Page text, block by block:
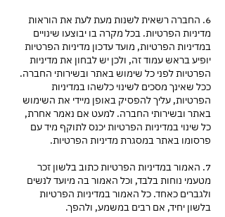
6. החברה רשאית לשנות מעת לעת את הוראות
מדיניות הפרטיות. בכל מקרה בו יבוצעו שינויים
במדיניות הפרטיות, מועד עדכון מדיניות הפרטיות
יופיע בראש עמוד זה, ולכן יש לבחון את מדיניות
הפרטיות לפני כל שימוש באתר ובשירותי החברה.
ככל שאינך מסכים לשינוי כלשהו במדיניות
הפרטיות, עליך להפסיק באופן מיידי את השימוש
באתר ובשירותי החברה. למעט אם נאמר אחרת,
כל שינוי במדיניות הפרטיות יכנס לתוקף מיד עם
פרסומו באתר במסגרת מדיניות הפרטיות.
7. האמור במדיניות הפרטיות כתוב בלשון זכר
מטעמי נוחות בלבד, וכל האמור בה מיועד לנשים
ולגברים כאחד. כל האמור במדיניות הפרטיות
בלשון יחיד, אם רבים במשמע, ולהפך.